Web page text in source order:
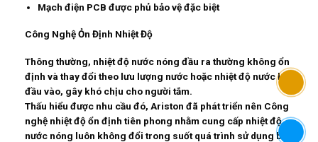
Mạch điện PCB được phủ bảo vệ đặc biệt
Công Nghệ Ỏn Định Nhiệt Độ
Thông thường, nhiệt độ nước nóng đầu ra thường không ổn
định và thay đổi theo lưu lượng nước hoặc nhiệt độ nước lạnh
đầu vào, gây khó chịu cho người tắm.
Thấu hiểu được nhu cầu đó, Ariston đã phát triển nên Công
nghệ nhiệt độ ổn định tiên phong nhằm cung cấp nhiệt độ
nước nóng luôn không đổi trong suốt quá trình sử dụng bất